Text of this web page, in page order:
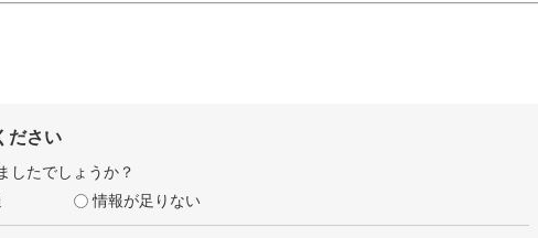
ださい
したでしょうか？
情報が足りない